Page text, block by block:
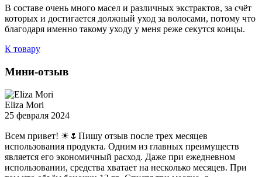
В составе очень много масел и различных экстрактов, за счёт
которых и достигается должный уход за волосами, потому что
благодаря именно такому уходу у меня реже секутся концы.
К товару
Мини-отзыв
Eliza Mori
25 февраля 2024
Всем привет! ☀🌷Пишу отзыв после трех месяцев
использования продукта. Одним из главных преимуществ
является его экономичный расход. Даже при ежедневном
использовании, средства хватает на несколько месяцев. При